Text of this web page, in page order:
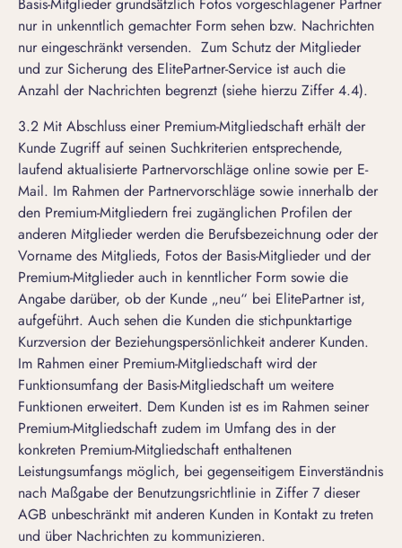
Basis-Mitglieder grundsätzlich Fotos vorgeschlagener Partner
nur in unkenntlich gemachter Form sehen bzw. Nachrichten
nur eingeschränkt versenden. Zum Schutz der Mitglieder
und zur Sicherung des ElitePartner-Service ist auch die
Anzahl der Nachrichten begrenzt (siehe hierzu Ziffer 4.4).
3.2 Mit Abschluss einer Premium-Mitgliedschaft erhält der
Kunde Zugriff auf seinen Suchkriterien entsprechende,
laufend aktualisierte Partnervorschläge online sowie per E-
Mail. Im Rahmen der Partnervorschläge sowie innerhalb der
den Premium-Mitgliedern frei zugänglichen Profilen der
anderen Mitglieder werden die Berufsbezeichnung oder der
Vorname des Mitglieds, Fotos der Basis-Mitglieder und der
Premium-Mitglieder auch in kenntlicher Form sowie die
Angabe darüber, ob der Kunde „neu“ bei ElitePartner ist,
aufgeführt. Auch sehen die Kunden die stichpunktartige
Kurzversion der Beziehungspersönlichkeit anderer Kunden.
Im Rahmen einer Premium-Mitgliedschaft wird der
Funktionsumfang der Basis-Mitgliedschaft um weitere
Funktionen erweitert. Dem Kunden ist es im Rahmen seiner
Premium-Mitgliedschaft zudem im Umfang des in der
konkreten Premium-Mitgliedschaft enthaltenen
Leistungsumfangs möglich, bei gegenseitigem Einverständnis
nach Maßgabe der Benutzungsrichtlinie in Ziffer 7 dieser
AGB unbeschränkt mit anderen Kunden in Kontakt zu treten
und über Nachrichten zu kommunizieren.